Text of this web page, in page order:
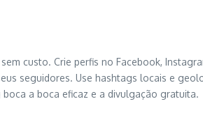
custo. Crie perfis no Facebook,
seguidores. Use hashtags locais e
a boca eficaz e a divulgação gratuita.